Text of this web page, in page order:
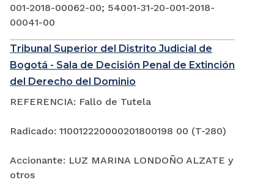
001-2018-00062-00; 54001-31-20-001-2018-
00041-00
Tribunal Superior del Distrito Judicial de
Bogotá - Sala de Decisión Penal de Extinción
del Derecho del Dominio
REFERENCIA: Fallo de Tutela
Radicado: 110012220000201800198 00 (T-280)
Accionante: LUZ MARINA LONDOÑO ALZATE y
otros